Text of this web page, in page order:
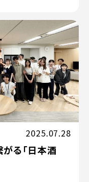
2025.07.28
がる「日本酒